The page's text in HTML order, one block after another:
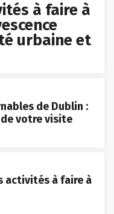
à faire à
urbaine et
de Dublin :
votre visite
activités à faire à